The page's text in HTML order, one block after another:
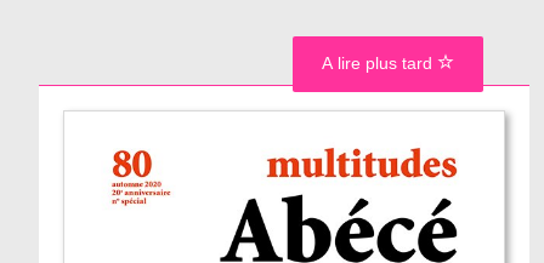
A lire plus tard